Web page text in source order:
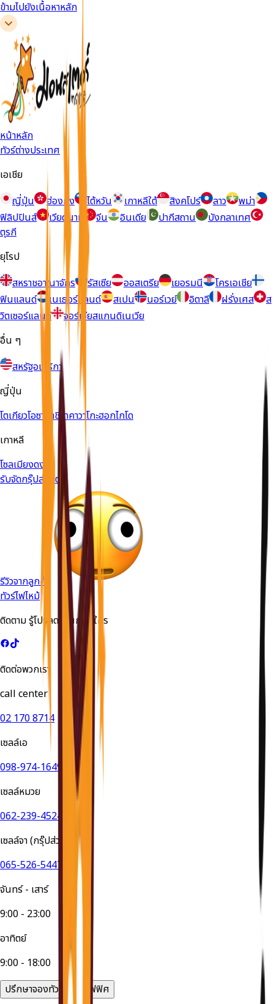
ข้ามไปยังเนื้อหาหลัก
หน้าหลัก
ทัวร์ต่างประเทศ
เอเชีย
ญี่ปุ่น
ฮ่องกง ไต้หวัน เกาหลีใต้ สิงคโปร์ ลาว
พม่า
ฟิลิปปินส์
เวียดนาม จีน อินเดีย ปากีสถาน
บังกลาเทศ
ตุรกี
ยุโรป
สหราชอาณาจักร
รัสเซีย ออสเตรีย เยอรมนี
โครเอเชีย
ฟินแลนด์
เนเธอร์แลนด์ สเปน นอร์เวย์ อิตาลี ฝรั่งเศส
ส
วิตเซอร์แลนด์
จอร์เจียสแกนดิเนเวีย
อื่น ๆ
สหรัฐอเมริกา
ญี่ปุ่น
โตเกียวโอซาก้าชิราคาวาโกะฮอกไกโด
เกาหลี
โซลเมียงดง
รับจัดกรุ๊ปส่วนตัว
รีวิวจากลูกค้า
ทัวร์ไฟไหม้
ติดตาม รู้โปรลดด่วนก่อนใคร
ติดต่อพวกเรา
call center
02 170 8714
เซลล์เอ
098-974-1649
เซลล์หมวย
062-239-4524
เซลล์จา (กรุ๊ปส่วนตัว)
065-526-5447
จันทร์ - เสาร์
9:00 - 23:00
อาทิตย์
9:00 - 18:00
ปรึกษาจองทัวร์ได้ที่ออฟฟิศ